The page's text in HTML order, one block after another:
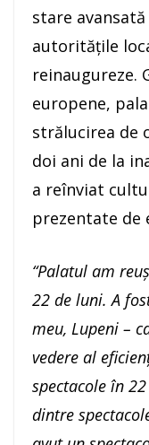
stare
autoritățile
reinaugureze.
europene,
strălucirea de
doi ani de la
a reînviat
prezentate de
“Palatul am
22 de luni. A
meu, Lupeni –
vedere al
spectacole în
dintre